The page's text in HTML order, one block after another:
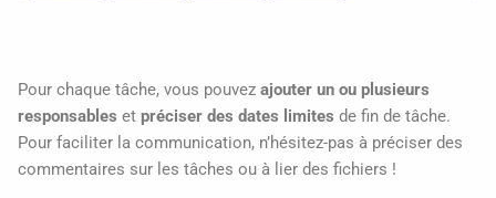
Pour chaque tâche, vous pouvez ajouter un ou plusieurs
responsables et préciser des dates limites de fin de tâche.
Pour faciliter la communication, n’hésitez-pas à préciser des
commentaires sur les tâches ou à lier des fichiers !